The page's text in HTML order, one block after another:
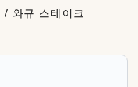
/ 와규 스테이크